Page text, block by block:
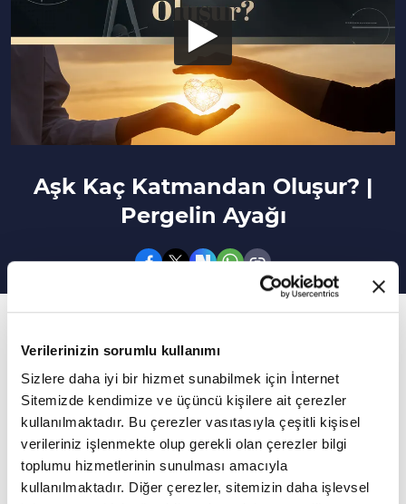
Verilerinizin sorumlu kullanımı
Sizlere daha iyi bir hizmet sunabilmek için İnternet
Sitemizde kendimize ve üçüncü kişilere ait çerezler
kullanılmaktadır. Bu çerezler vasıtasıyla çeşitli kişisel
verileriniz işlenmekte olup gerekli olan çerezler bilgi
toplumu hizmetlerinin sunulması amacıyla
kullanılmaktadır. Diğer çerezler, sitemizin daha işlevsel
Aşk Kaç Katmandan Oluşur? |
Pergelin Ayağı
Fizik ve maneviyat ilişkisi nasıl açılanır?
Sanatçı Enes Ergür'ün sunumu Prof. Dr.
Mahmut Erol Kılıç'ın katkılarıyla Pergelin Ayağı
yeni bölümüyle sizlerle...
Daha Fazla Göster